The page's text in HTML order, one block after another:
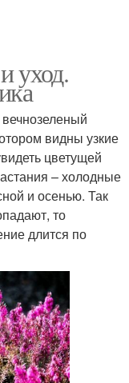
уход.
видны узкие
цветущей
– холодные
и осенью. Так
то
длится по